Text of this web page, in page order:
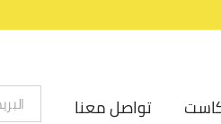
تواصل معنا